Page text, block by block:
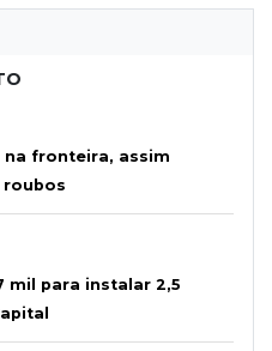
fronteira, assim
roubos
mil para instalar 2,5